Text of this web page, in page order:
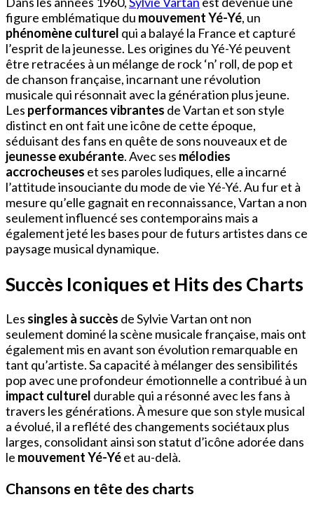
figure emblématique du mouvement Yé-Yé, un
phénomène culturel qui a balayé la France et capturé
l’esprit de la jeunesse. Les origines du Yé-Yé peuvent
être retracées à un mélange de rock ‘n’ roll, de pop et
de chanson française, incarnant une révolution
musicale qui résonnait avec la génération plus jeune.
Les performances vibrantes de Vartan et son style
distinct en ont fait une icône de cette époque,
séduisant des fans en quête de sons nouveaux et de
jeunesse exubérante. Avec ses mélodies
accrocheuses et ses paroles ludiques, elle a incarné
l’attitude insouciante du mode de vie Yé-Yé. Au fur et à
mesure qu’elle gagnait en reconnaissance, Vartan a non
seulement influencé ses contemporains mais a
également jeté les bases pour de futurs artistes dans ce
paysage musical dynamique.
Succès Iconiques et Hits des Charts
Les singles à succès de Sylvie Vartan ont non
seulement dominé la scène musicale française, mais ont
également mis en avant son évolution remarquable en
tant qu’artiste. Sa capacité à mélanger des sensibilités
pop avec une profondeur émotionnelle a contribué à un
impact culturel durable qui a résonné avec les fans à
travers les générations. À mesure que son style musical
a évolué, il a reflété des changements sociétaux plus
larges, consolidant ainsi son statut d’icône adorée dans
le mouvement Yé-Yéet au-delà.
Chansons en tête des charts